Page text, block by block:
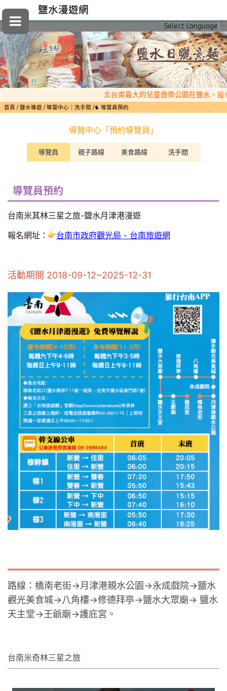
Select Language
鹽水漫遊網
北台南最大的兒童遊樂公園在鹽水，設
首頁 鹽水導遊 導覽中心｜洗手間 ♞ 導覽員預約
導覽中心「預約導覽員」
導覽員 親子路線 美食路線 洗手間
導覽員預約
台南米其林三星之旅-鹽水月津港漫遊
報名網址：
台南市政府觀光局 - 台南旅遊網
活動期間 2018-09-12~2025-12-31
路線：橋南老街→月津港親水公園→永成戲院→鹽水
觀光美食城→八角樓→修德拜亭→鹽水大眾廟→ 鹽水
天主堂→王爺廟→護庇宮。
台南米奇林三星之旅